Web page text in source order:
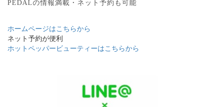
PEDALの情報満載・ネット予約も可能
ホームページはこちらから
ネット予約が便利
ホットペッパービューティーはこちらから